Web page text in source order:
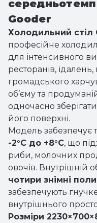
Gooder
Холодильний стіл
професійне
для інтенсивного
ресторанів, їдалень,
громадського
об’єму та
одночасно
його поверхні.
Модель
-2°C до +8°C, що
риби, молочних
овочів. Внутрішній
чотири знімні
забезпечують
внутрішнього
Розміри